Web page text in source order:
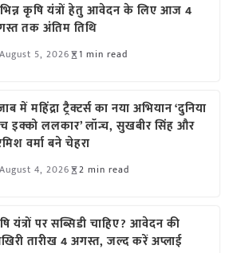
कृषि यंत्रों हेतु आवेदन के लिए आज 4
तक अंतिम तिथि
August 5, 2026 1 min read
में महिंद्रा ट्रैक्टर्स का नया अभियान ‘दुनिया
इक्को ललकार’ लॉन्च, सुखबीर सिंह और
वर्मा बने चेहरा
August 4, 2026 2 min read
यंत्रों पर सब्सिडी चाहिए? आवेदन की
तारीख 4 अगस्त, जल्द करें अप्लाई